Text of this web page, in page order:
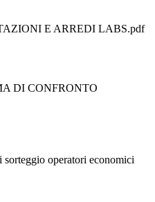
E ARREDI LABS.pdf
DI CONFRONTO
operatori economici